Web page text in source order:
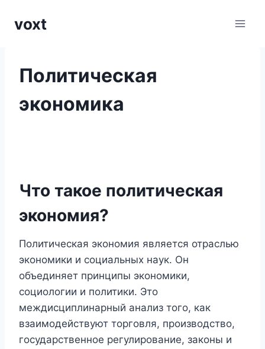
voxt
Политическая
экономика
Что такое политическая
экономия?
Политическая экономия является отраслью
экономики и социальных наук. Он
объединяет принципы экономики,
социологии и политики. Это
междисциплинарный анализ того, как
взаимодействуют торговля, производство,
государственное регулирование, законы и